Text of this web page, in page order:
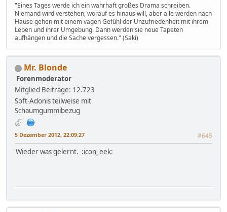
"Eines Tages werde ich ein wahrhaft großes Drama schreiben.
Niemand wird verstehen, worauf es hinaus will, aber alle werden nach
Hause gehen mit einem vagen Gefühl der Unzufriedenheit mit ihrem
Leben und ihrer Umgebung. Dann werden sie neue Tapeten
aufhängen und die Sache vergessen." (Saki)
Mr. Blonde
Forenmoderator
Mitglied Beiträge: 12.723
Soft-Adonis teilweise mit
Schaumgummibezug
5 Dezember 2012, 22:09:27 #645
Wieder was gelernt. :icon_eek: